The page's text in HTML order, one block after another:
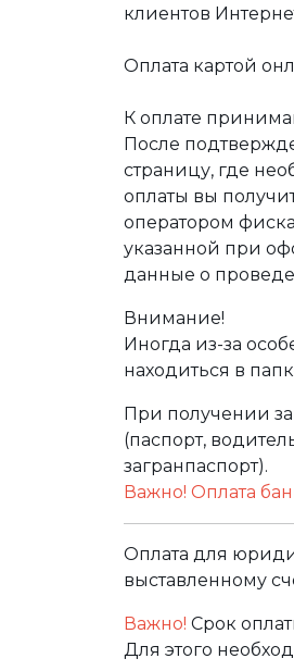
клиентов
Оплата картой
К оплате
После
страницу, где
оплаты вы
оператором
указанной при
данные о
Внимание!
Иногда из-за
находиться в
При получении
(паспорт,
загранпаспорт).
Важно! Оплата
Оплата для
выставленному
Важно! Срок
Для этого